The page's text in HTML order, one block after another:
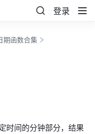
登录
期函数合集
时间的分钟部分，结果